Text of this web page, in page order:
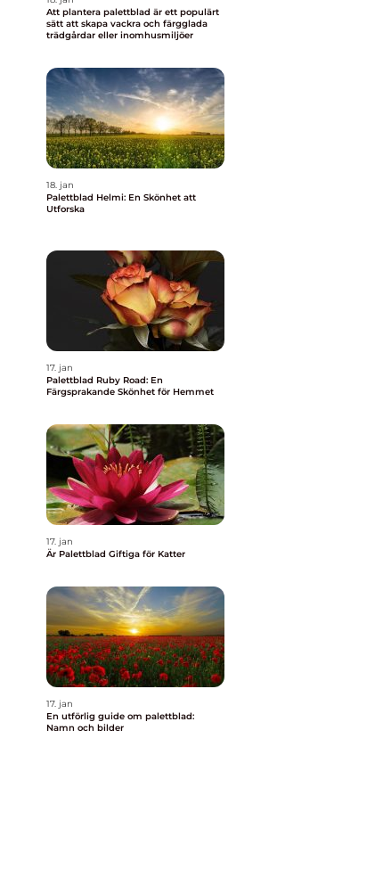
Att plantera palettblad är ett populärt
sätt att skapa vackra och färgglada
trädgårdar eller inomhusmiljöer
18. jan
Palettblad Helmi: En Skönhet att
Utforska
17. jan
Palettblad Ruby Road: En
Färgsprakande Skönhet för Hemmet
17. jan
Är Palettblad Giftiga för Katter
17. jan
En utförlig guide om palettblad:
Namn och bilder